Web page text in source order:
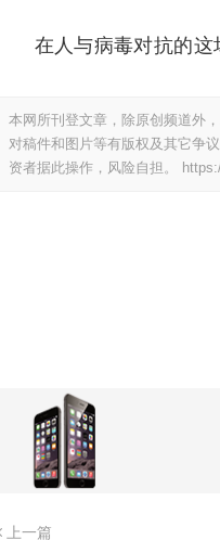
在人与病毒对抗的这
本网所刊登文章，除原创频道外
对稿件和图片等有版权及其它争
资者据此操作，风险自担。
上一篇